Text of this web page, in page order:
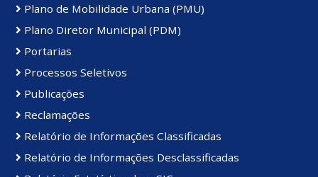
Plano de Mobilidade Urbana (PMU)
Plano Diretor Municipal (PDM)
Portarias
Processos Seletivos
Publicações
Reclamações
Relatório de Informações Classificadas
Relatório de Informações Desclassificadas